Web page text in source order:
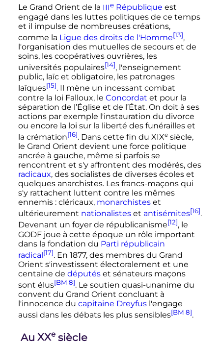
Le Grand Orient de la IIIeRépublique est
engagé dans les luttes politiques de ce temps
et il impulse de nombreuses créations,
comme la Ligue des droits de l'Homme[13],
l'organisation des mutuelles de secours et de
soins, les coopératives ouvrières, les
universités populaires[14], l'enseignement
public, laïc et obligatoire, les patronages
laïques[15]. Il mène un incessant combat
contre la loi Falloux, le Concordat et pour la
séparation de l’Église et de l’État. On doit à ses
actions par exemple l'instauration du divorce
ou encore la loi sur la liberté des funérailles et
la crémation[16]. Dans cette fin du XIXe siècle,
le Grand Orient devient une force politique
ancrée à gauche, même si parfois se
rencontrent et s'y affrontent des modérés, des
radicaux, des socialistes de diverses écoles et
quelques anarchistes. Les francs-maçons qui
s'y rattachent luttent contre les mêmes
ennemis : cléricaux, monarchisteset
ultérieurement nationalisteset antisémites[16].
Devenant un foyer de républicanisme[12], le
GODF joue à cette époque un rôle important
dans la fondation du Parti républicain
radical[17]. En 1877, des membres du Grand
Orient s'investissent électoralement et une
centaine de députéset sénateurs maçons
sont élus[BM 8]. Le soutien quasi-unanime du
convent du Grand Orient concluant à
l'innocence du capitaine Dreyfusl'engage
aussi dans les débats les plus sensibles[BM 8].
Au XXe siècle